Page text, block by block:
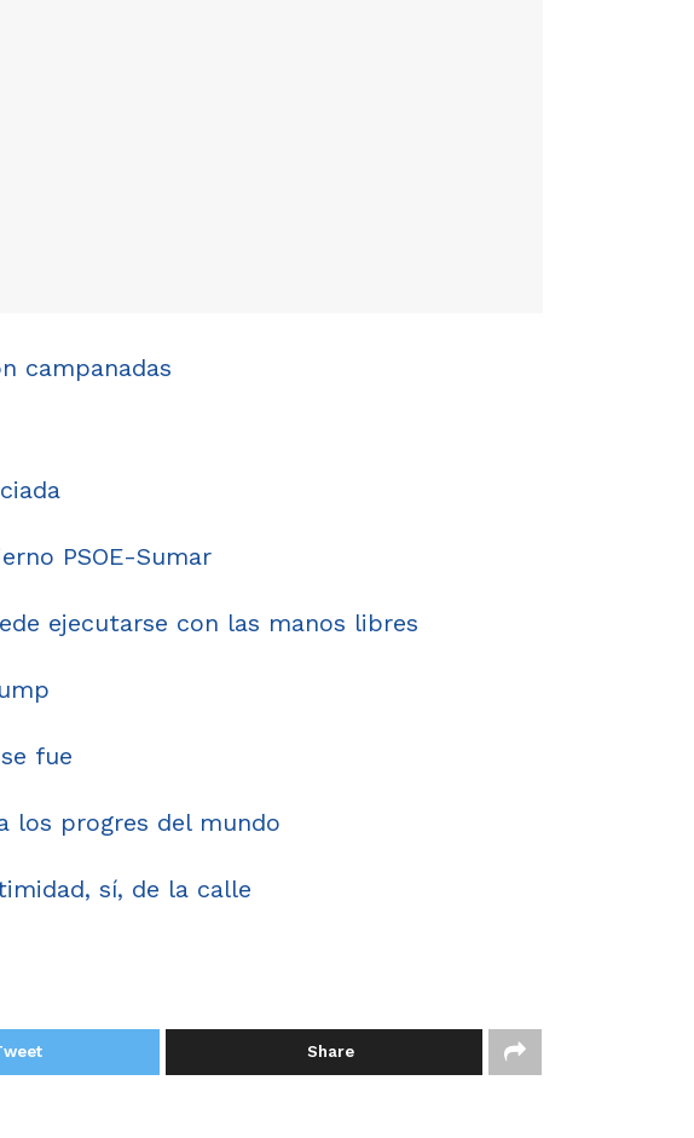
campanadas
PSOE-Sumar
ejecutarse con las manos libres
fue
los progres del mundo
sí, de la calle
Share